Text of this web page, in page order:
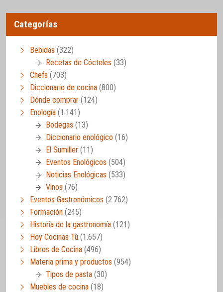
Categorías
Bebidas (322)
Recetas de Cócteles (33)
Chefs (703)
Diccionario de cocina (800)
Dónde comprar (124)
Enología (1.141)
Bodegas (13)
Diccionario enológico (16)
El Sumiller (11)
Eventos Enológicos (504)
Noticias Enológicas (533)
Vinos (76)
Eventos Gastronómicos (2.762)
Formación (245)
Historia de la gastronomía (121)
Hoy Cocinas Tú (1.657)
Libros de Cocina (496)
Materia prima y productos (954)
Tipos de pasta (30)
Muebles de cocina (18)